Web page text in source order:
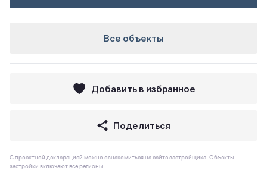
Все объекты
Добавить в избранное
Поделиться
С проектной декларацией можно ознакомиться на сайте застройщика. Объекты
застройки включают все регионы.